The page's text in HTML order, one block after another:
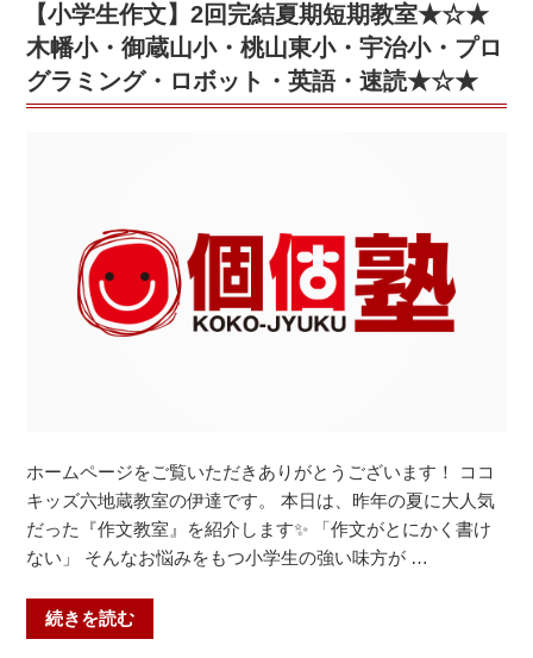
学
生
の
次
+山
科
教
室・
祥
寺
【小学生作文】2回完結夏期短期教室★☆★
木幡小・御蔵山小・桃山東小・宇治小・プロ
グラミング・ロボット・英語・速読★☆★
ホームページをご覧いただきありがとうございます！ ココ
キッズ六地蔵教室の伊達です。 本日は、昨年の夏に大人気
だった『作文教室』を紹介します✨ 「作文がとにかく書け
ない」 そんなお悩みをもつ小学生の強い味方が …
“【小
学
続きを読む